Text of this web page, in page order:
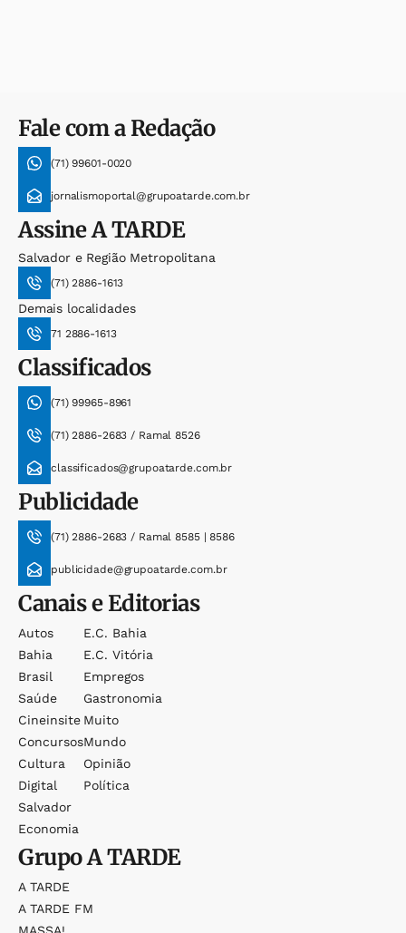
Fale com a Redação
(71) 99601-0020
jornalismoportal@grupoatarde.com.br
AssineA TARDE
Salvador e Região Metropolitana
(71) 2886-1613
Demais localidades
71 2886-1613
Classificados
(71) 99965-8961
(71) 2886-2683 / Ramal 8526
classificados@grupoatarde.com.br
Publicidade
(71) 2886-2683 / Ramal 8585 | 8586
publicidade@grupoatarde.com.br
Canais e Editorias
Autos
Bahia
Brasil
Saúde
Cineinsite
Concursos
Cultura
Digital
Salvador
Economia
E.c. Bahia
E.c. Vitória
Empregos
Gastronomia
Muito
Mundo
Opinião
Política
GrupoA TARDE
A TARDE
A TARDE FM